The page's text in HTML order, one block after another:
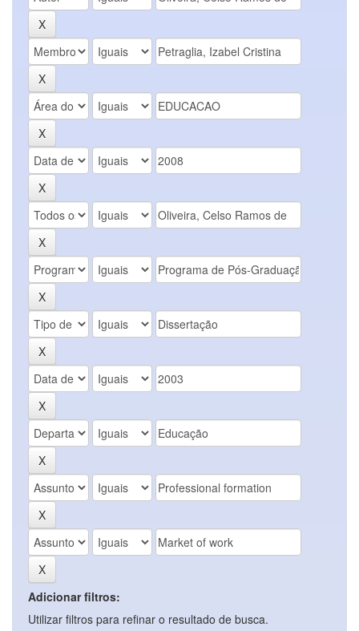
Adicionar filtros:
Utilizar filtros para refinar o resultado de busca.